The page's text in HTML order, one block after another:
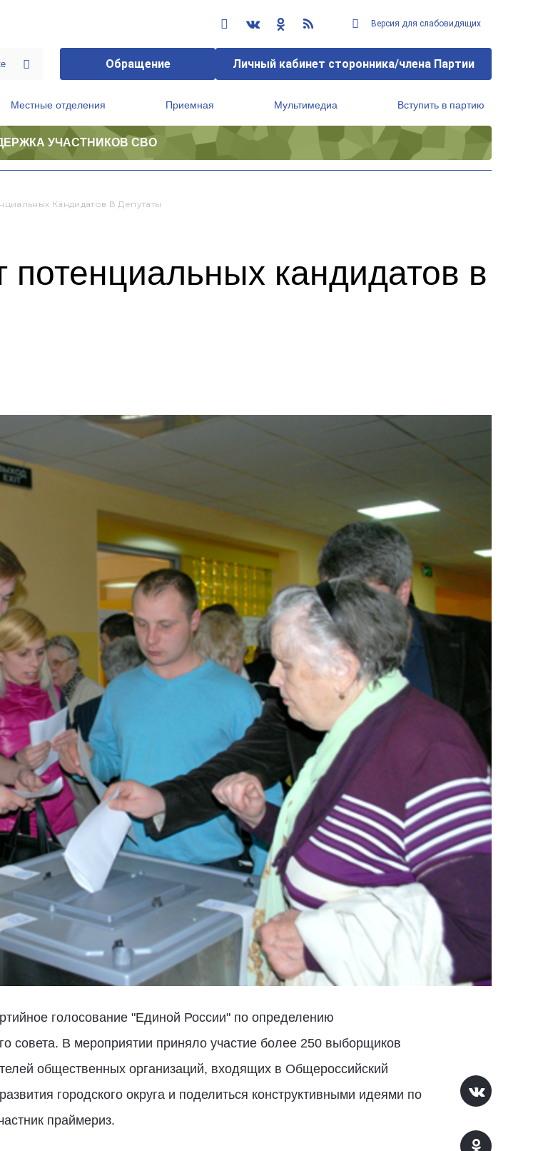
Версия для слабовидящих
Обращение Личный кабинет сторонника/члена Партии
Местные отделения Приемная Мультимедиа Вступить в партию
УЧАСТНИКОВ СВО
Кандидатов В Депутаты
кандидатов в
голосование "Единой России" по определению
совета. В мероприятии приняло участие более 250 выборщиков
общественных организаций, входящих в Общероссийский
городского округа и поделиться конструктивными идеями по
праймериз.